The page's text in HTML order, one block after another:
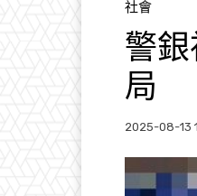
社會
警
局
2025-08-13